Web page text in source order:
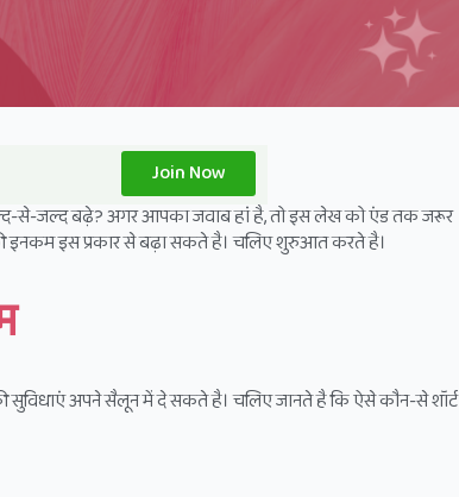
Join Now
जल्द बढ़े? अगर आपका जवाब हां है, तो इस लेख को एंड तक जरूर
इस प्रकार से बढ़ा सकते है। चलिए शुरुआत करते है।
सुविधाएं अपने सैलून में दे सकते है। चलिए जानते है कि ऐसे कौन-से शॉर्ट